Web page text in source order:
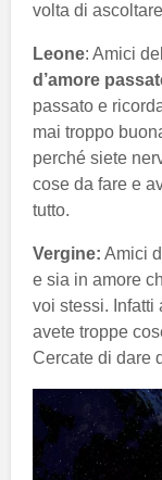
volta di
Leone: Amici
d’amore
passato e
mai troppo
perché siete
cose da fare e
tutto.
Vergine: Amici
e sia in amore
voi stessi. Infatti
avete troppe
Cercate di dare